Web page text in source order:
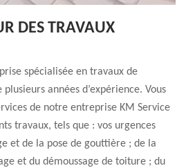
DES TRAVAUX
spécialisée en travaux de
années d’expérience. Vous
de notre entreprise KM Service
travaux, tels que : vos urgences
et de la pose de gouttière ; de la
et du démoussage de toiture ; du